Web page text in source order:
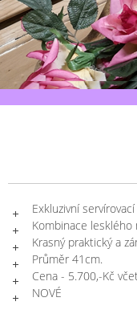
Exkluzivní
Kombinace lesklého
Krasný praktický a
Průměr 41cm.
Cena - 5.700,-Kč
NOVÉ